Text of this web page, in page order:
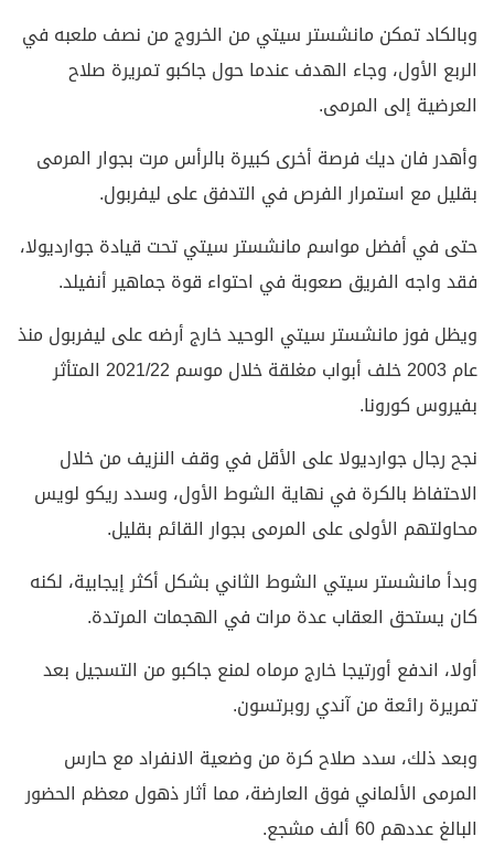
وبالكاد تمكن مانشستر سيتي من الخروج من نصف ملعبه في
الربع الأول، وجاء الهدف عندما حول جاكبو تمريرة صلاح
العرضية إلى المرمى.
وأهدر فان ديك فرصة أخرى كبيرة بالرأس مرت بجوار المرمى
بقليل مع استمرار الفرص في التدفق على ليفربول.
حتى في أفضل مواسم مانشستر سيتي تحت قيادة جوارديولا،
فقد واجه الفريق صعوبة في احتواء قوة جماهير أنفيلد.
ويظل فوز مانشستر سيتي الوحيد خارج أرضه على ليفربول منذ
عام 2003 خلف أبواب مغلقة خلال موسم 2021/22 المتأثر
بفيروس كورونا.
نجح رجال جوارديولا على الأقل في وقف النزيف من خلال
الاحتفاظ بالكرة في نهاية الشوط الأول، وسدد ريكو لويس
محاولتهم الأولى على المرمى بجوار القائم بقليل.
وبدأ مانشستر سيتي الشوط الثاني بشكل أكثر إيجابية، لكنه
كان يستحق العقاب عدة مرات في الهجمات المرتدة.
أولا، اندفع أورتيجا خارج مرماه لمنع جاكبو من التسجيل بعد
تمريرة رائعة من آندي روبرتسون.
وبعد ذلك، سدد صلاح كرة من وضعية الانفراد مع حارس
المرمى الألماني فوق العارضة، مما أثار ذهول معظم الحضور
البالغ عددهم 60 ألف مشجع.